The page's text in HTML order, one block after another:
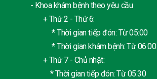
- Khoa khám bệnh theo yêu cầu
+ Thứ 2 - Thứ 6:
* Thời gian tiếp đón: Từ 05:00
* Thời gian khám bệnh: Từ 06:00
+ Thứ 7 - Chủ nhật:
* Thời gian tiếp đón: Từ 05:30